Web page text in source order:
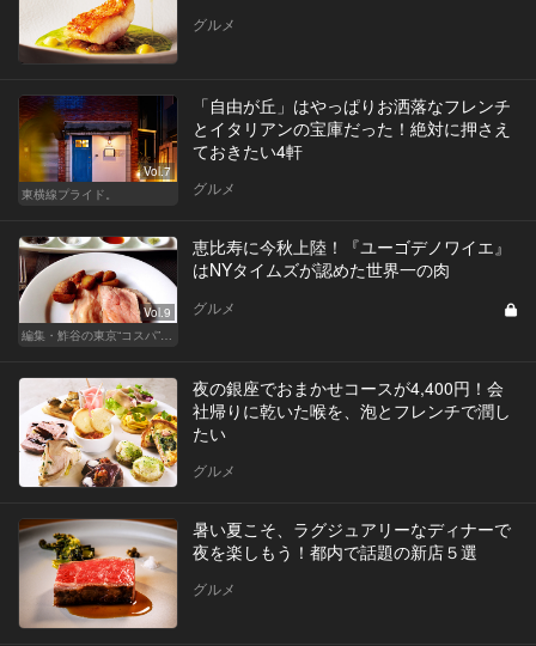
グルメ
Vol.7
東横線プライド。
「自由が丘」はやっぱりお洒落なフレンチ
とイタリアンの宝庫だった！絶対に押さえ
ておきたい4軒
グルメ
Vol.9
恵比寿に今秋上陸！『ユーゴデノワイエ』
はNYタイムズが認めた世界一の肉
グルメ
夜の銀座でおまかせコースが4,400円！会
社帰りに乾いた喉を、泡とフレンチで潤し
たい
グルメ
暑い夏こそ、ラグジュアリーなディナーで
夜を楽しもう！都内で話題の新店５選
グルメ